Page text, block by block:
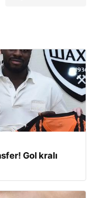
Gol kralı